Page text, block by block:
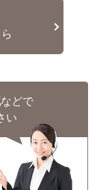
などで
い